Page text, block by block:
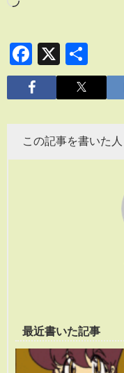
Facebook
X
有
この記事を書いた人
最近書いた記事